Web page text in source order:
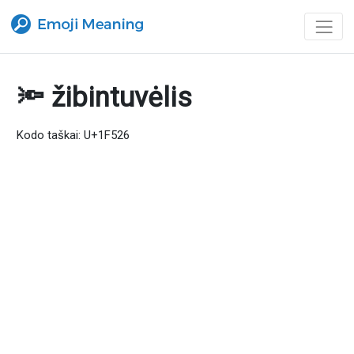
🔦 žibintuvėlis
Kodo taškai: U+1F526